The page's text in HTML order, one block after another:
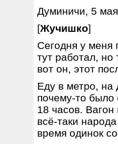
Думиничи, 5
[Жучишко]
Сегодня у меня
тут работал, но
вот он, этот
Еду в метро, на
почему-то
18 часов. Вагон
всё-таки
время одинок